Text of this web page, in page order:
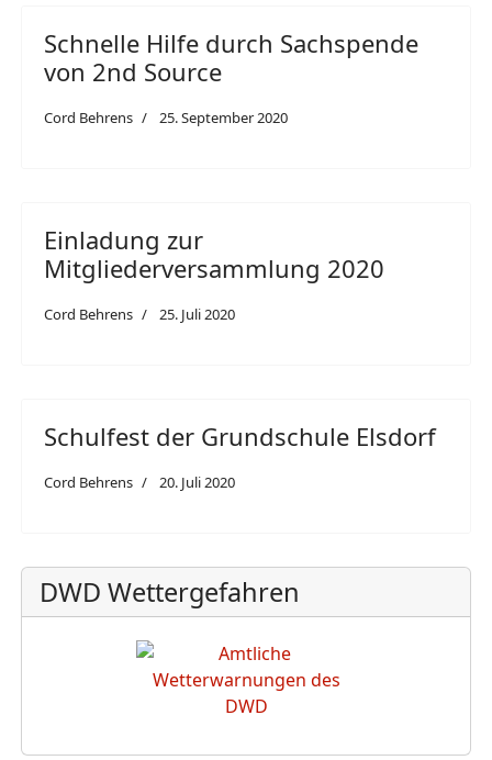
Schnelle Hilfe durch Sachspende
von 2nd Source
Cord Behrens 25. September 2020
Einladung zur
Mitgliederversammlung 2020
Cord Behrens 25. Juli 2020
Schulfest der Grundschule Elsdorf
Cord Behrens 20. Juli 2020
DWD Wettergefahren